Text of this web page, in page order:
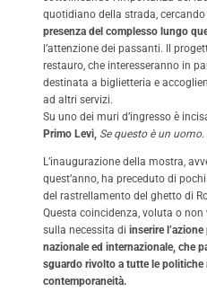
quotidiano della strada, cercando
presenza del complesso lungo
l’attenzione dei passanti. Il
restauro, che interesseranno in
destinata a biglietteria e
ad altri servizi.
Su uno dei muri d’ingresso è
Primo Levi, Se questo è un uomo.
L’inaugurazione della mostra,
quest’anno, ha preceduto di
del rastrellamento del ghetto di
Questa coincidenza, voluta o
sulla necessita di inserire
nazionale ed internazionale, che
sguardo rivolto a tutte le politiche
contemporaneità.